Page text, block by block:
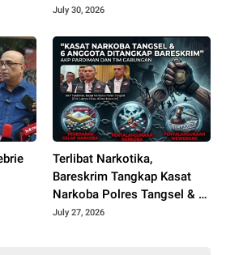
Pemalang
July 30, 2026
Terlibat Narkotika,
Bareskrim Tangkap Kasat
Narkoba Polres Tangsel & 6
Anak Buahnya
July 27, 2026